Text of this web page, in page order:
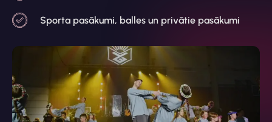
Sporta pasākumi, balles un privātie pasākumi